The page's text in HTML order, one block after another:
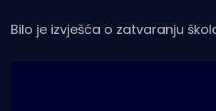
Bilo je izvješća o zatvaranju